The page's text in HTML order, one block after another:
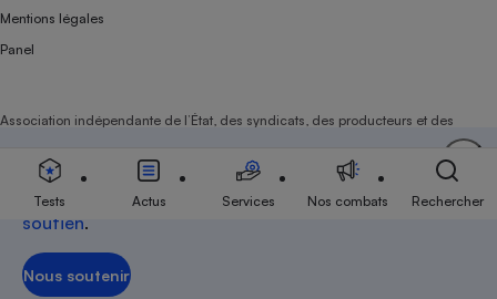
Soutenez-nous
Aujourd'hui plus que jamais, nous comptons sur
votre
soutien.
Nous soutenir
Mentions légales
Panel
Association indépendante de l’État, des syndicats, des producteurs et des
Tests Actus Services Nos combats Rechercher